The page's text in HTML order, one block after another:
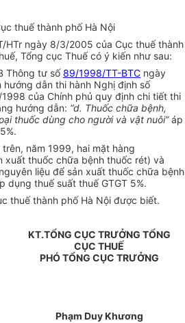
thuế thành phố Hà Nội
HTr ngày 8/3/2005 của Cục thuế thành
Tổng cục Thuế có ý kiến như sau:
Thông tư số89/1998/TT-BTC ngày
dẫn thi hành Nghị định số
của Chính phủ quy định chi tiết thi
hướng dẫn: “d. Thuốc chữa bệnh,
thuốc dùng cho người và vật nuôi”áp
năm 1999, hai mặt hàng
xuất thuốc chữa bệnh thuốc rét) và
liệu để sản xuất thuốc chữa bệnh
dụng thuế suất thuế GTGT 5%.
thuế thành phố Hà Nội được biết.
KT.TỔNG CỤC TRƯỞNG TỔNG
CỤC THUẾ
PHÓ TỔNG CỤC TRƯỞNG
Phạm Duy Khương